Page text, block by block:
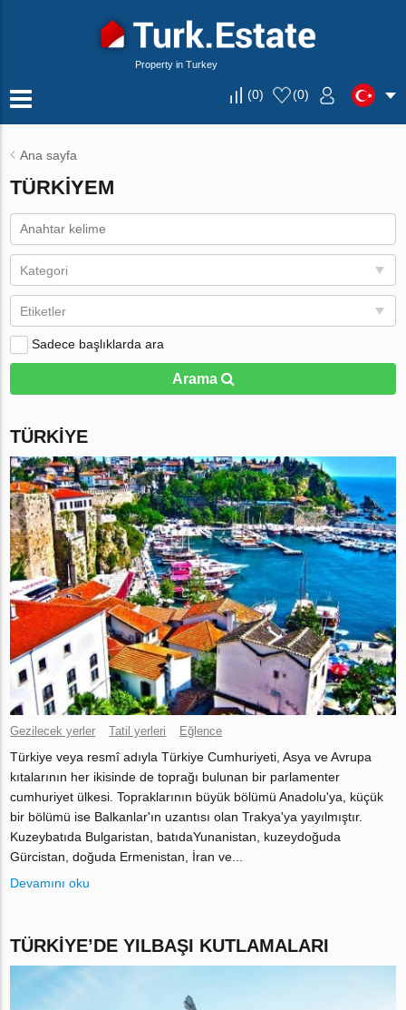
Property in Turkey
(0) (0)
Ana sayfa
TÜRKIYEM
Kategori
Etiketler
Arama
Sadece başlıklarda ara
TÜRKIYE
Gezilecek yerler Tatil yerleri Eğlence
Türkiye veya resmî adıyla Türkiye Cumhuriyeti, Asya ve Avrupa
kıtalarının her ikisinde de toprağı bulunan bir parlamenter
cumhuriyet ülkesi. Topraklarının büyük bölümü Anadolu'ya, küçük
bir bölümü ise Balkanlar'ın uzantısı olan Trakya'ya yayılmıştır.
Kuzeybatıda Bulgaristan, batıdaYunanistan, kuzeydoğuda
Gürcistan, doğuda Ermenistan, İran ve...
Devamını oku
TÜRKIYE’DE YILBAŞI KUTLAMALARI